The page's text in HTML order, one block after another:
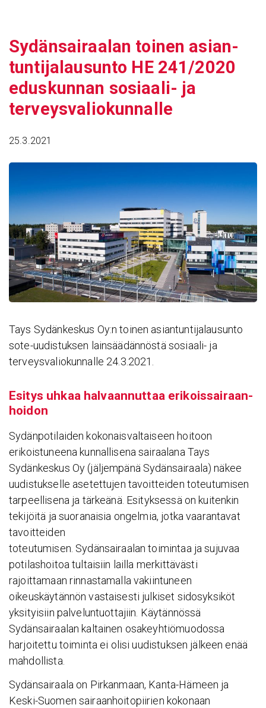
Sydän­sai­raalan toinen asian­
tun­ti­ja­lausunto HE 241/​2020
edus­kunnan sosi­aali- ja
terveys­va­lio­kun­nalle
25.3.2021
Tays Sydänkeskus Oy:n toinen asiantuntijalausunto
sote-uudistuksen lainsäädännöstä sosiaali- ja
terveysvaliokunnalle 24.3.2021.
Esitys uhkaa halvaan­nuttaa erikois­sai­raan­
hoidon
Sydänpotilaiden kokonaisvaltaiseen hoitoon
erikoistuneena kunnallisena sairaalana Tays
Sydänkeskus Oy (jäljempänä Sydänsairaala) näkee
uudistukselle asetettujen tavoitteiden toteutumisen
tarpeellisena ja tärkeänä. Esityksessä on kuitenkin
tekijöitä ja suoranaisia ongelmia, jotka vaarantavat
tavoitteiden
toteutumisen. Sydänsairaalan toimintaa ja sujuvaa
potilashoitoa tultaisiin lailla merkittävästi
rajoittamaan rinnastamalla vakiintuneen
oikeuskäytännön vastaisesti julkiset sidosyksiköt
yksityisiin palveluntuottajiin. Käytännössä
Sydänsairaalan kaltainen osakeyhtiömuodossa
harjoitettu toiminta ei olisi uudistuksen jälkeen enää
mahdollista.
Sydänsairaala on Pirkanmaan, Kanta-Hämeen ja
Keski-Suomen sairaanhoitopiirien kokonaan